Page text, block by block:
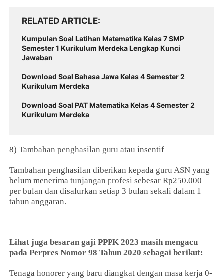
RELATED ARTICLE
Kumpulan Soal Latihan Matematika Kelas 7 SMP
Semester 1 Kurikulum Merdeka Lengkap Kunci
Jawaban
Download Soal Bahasa Jawa Kelas 4 Semester 2
Kurikulum Merdeka
Download Soal PAT Matematika Kelas 4 Semester 2
Kurikulum Merdeka
8)Tambahan penghasilan guru atau insentif
Tambahan penghasilan diberikan kepada guru ASN yang
belum menerimatunjangan profesi sebesar Rp250.000
per bulan dan disalurkan setiap 3 bulan sekali dalam 1
tahun anggaran.
Lihat juga besaran gaji PPPK 2023 masih mengacu
pada Perpres Nomor 98 Tahun 2020 sebagai berikut:
Tenaga honorer yang baru diangkat dengan masa kerja 0-